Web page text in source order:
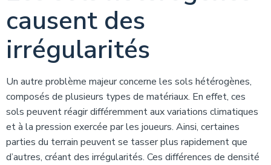
causent des
irrégularités
Un autre problème majeur concerne les sols hétérogènes,
composés de plusieurs types de matériaux. En effet, ces
sols peuvent réagir différemment aux variations climatiques
et à la pression exercée par les joueurs. Ainsi, certaines
parties du terrain peuvent se tasser plus rapidement que
d’autres, créant des irrégularités. Ces différences de densité